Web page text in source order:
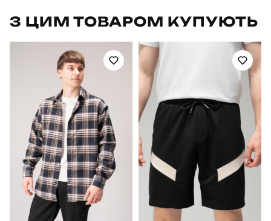
Призначення для повсякденного носіння
чоловічий
Стиль повсякденний
Сезон весна-осінь
Колір антрацит
Матеріал котон
З ЦИМ ТОВАРОМ КУПУЮТЬ